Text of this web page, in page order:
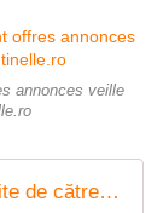
annonces veille
Peste 18.000 de locuri de muncă oferite de către angajatori, în martie - BestJobs